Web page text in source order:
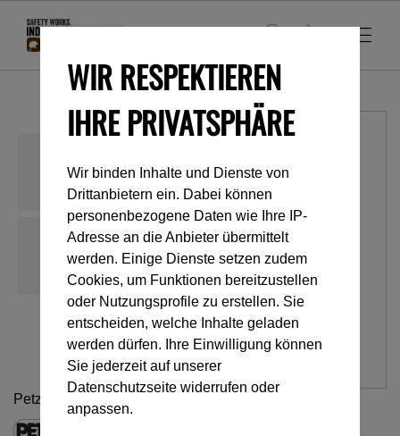
Petzl
WIR RESPEKTIEREN
IHRE PRIVATSPHÄRE
Wir binden Inhalte und Dienste von
Drittanbietern ein. Dabei können
personenbezogene Daten wie Ihre IP-
Adresse an die Anbieter übermittelt
werden. Einige Dienste setzen zudem
Cookies, um Funktionen bereitzustellen
oder Nutzungsprofile zu erstellen. Sie
entscheiden, welche Inhalte geladen
werden dürfen. Ihre Einwilligung können
Sie jederzeit auf unserer
Datenschutzseite widerrufen oder
anpassen.